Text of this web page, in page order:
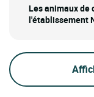
Les animaux de
l'établissement